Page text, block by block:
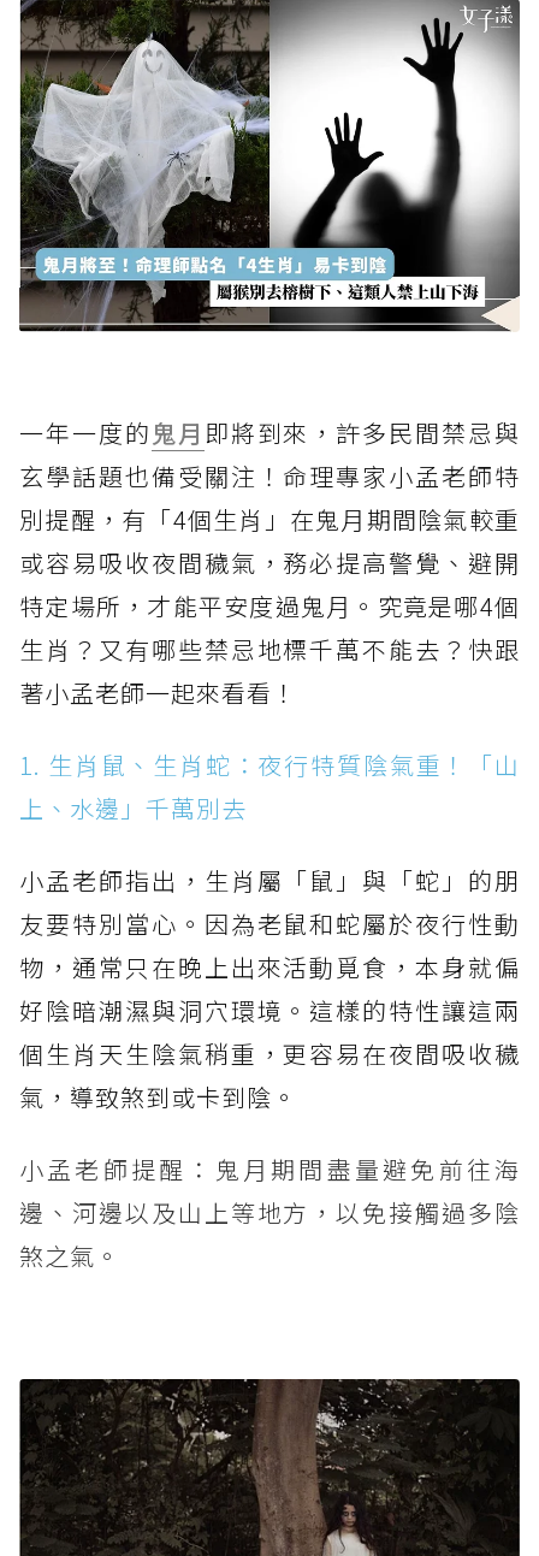
一年一度的鬼月 即將到來，許多民間禁忌與
玄學話題也備受關注！命理專家小孟老師特
別提醒，有「4個生肖」在鬼月期間陰氣較重
或容易吸收夜間穢氣，務必提高警覺、避開
特定場所，才能平安度過鬼月。究竟是哪4個
生肖？又有哪些禁忌地標千萬不能去？快跟
著小孟老師一起來看看！
1. 生肖鼠、生肖蛇：夜行特質陰氣重！「山
上、水邊」千萬別去
小孟老師指出，生肖屬「鼠」與「蛇」的朋
友要特別當心。因為老鼠和蛇屬於夜行性動
物，通常只在晚上出來活動覓食，本身就偏
好陰暗潮濕與洞穴環境。這樣的特性讓這兩
個生肖天生陰氣稍重，更容易在夜間吸收穢
氣，導致煞到或卡到陰。
小孟老師提醒：鬼月期間盡量避免前往海
邊、河邊以及山上等地方，以免接觸過多陰
煞之氣。